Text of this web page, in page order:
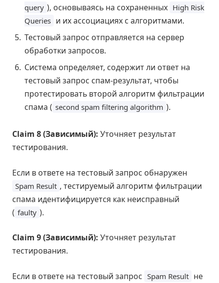
query ), основываясь на сохраненных High Risk
Queries и их ассоциациях с алгоритмами.
Тестовый запрос отправляется на сервер
обработки запросов.
Система определяет, содержит ли ответ на
тестовый запрос спам-результат, чтобы
протестировать второй алгоритм фильтрации
спама ( second spam filtering algorithm ).
Claim 8 (Зависимый): Уточняет результат
тестирования.
Если в ответе на тестовый запрос обнаружен
Spam Result , тестируемый алгоритм фильтрации
спама идентифицируется как неисправный
( faulty ).
Claim 9 (Зависимый): Уточняет результат
тестирования.
Если в ответе на тестовый запрос Spam Result не